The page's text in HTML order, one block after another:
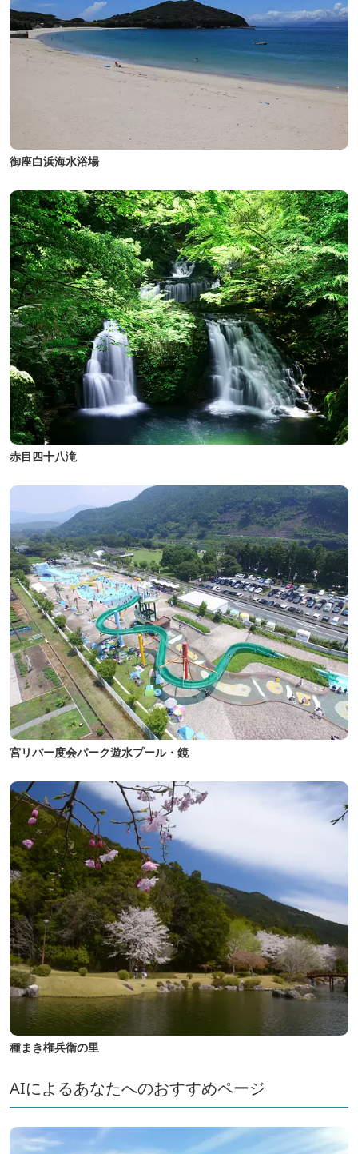
御座白浜海水浴場
赤目四十八滝
宮リバー度会パーク遊水プール・鏡
種まき権兵衛の里
AIによるあなたへのおすすめページ